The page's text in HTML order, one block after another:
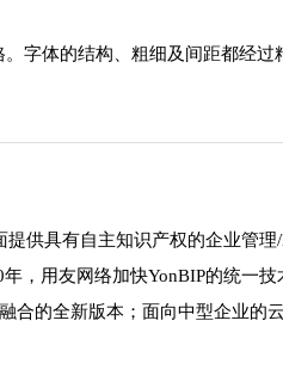
字体的结构、粗细及间距都经过
供具有自主知识产权的企业管理/
，用友网络加快YonBIP的统一技
合的全新版本；面向中型企业的